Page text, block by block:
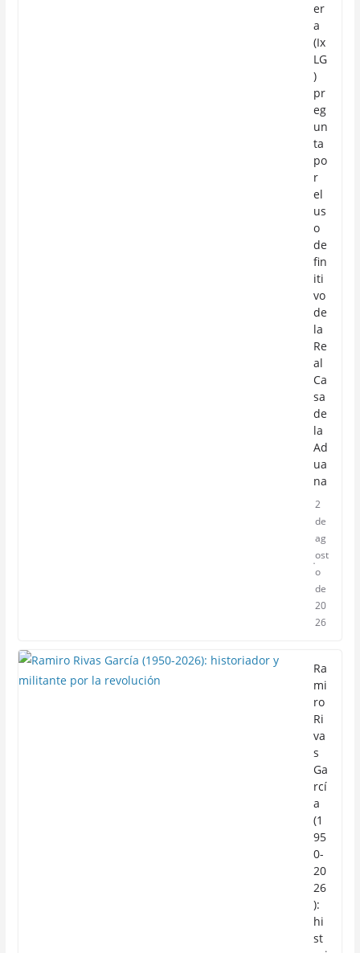
er
a
(Ix
LG
)
pr
eg
un
ta
po
r
el
us
o
de
fin
iti
vo
de
la
Re
al
Ca
sa
de
la
Ad
ua
na
2
de
ag
ost
o
de
20
26
Ra
mi
ro
Ri
va
s
Ga
rcí
a
(1
95
0-
20
26
):
hi
st